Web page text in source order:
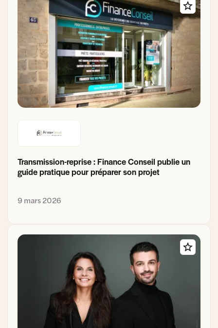
Transmission-reprise : Finance Conseil publie un
guide pratique pour préparer son projet
9 mars 2026